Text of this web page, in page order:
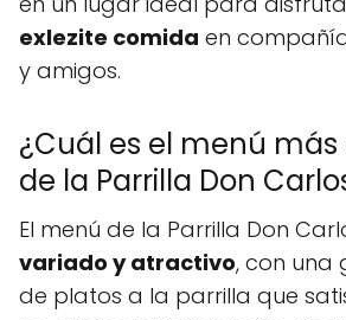
exlezite comida en
y amigos.
¿Cuál es el menú
de la Parrilla Don
El menú de la Parrilla Don
variado y atractivo, con una
de platos a la parrilla que